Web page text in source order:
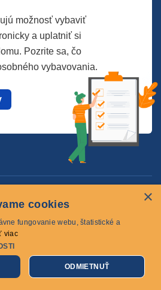
možnosť vybaviť
a uplatniť si
Pozrite sa, čo
vybavovania.
×
cookies
fungovanie webu, štatistické a
viac
ODMIETNUŤ